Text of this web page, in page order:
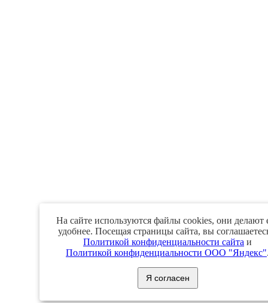
На сайте используются файлы cookies, они делают
удобнее. Посещая страницы сайта, вы
Политикой конфиденциальности сайта и
Политикой конфиденциальности ООО "Яндекс"
Я согласен